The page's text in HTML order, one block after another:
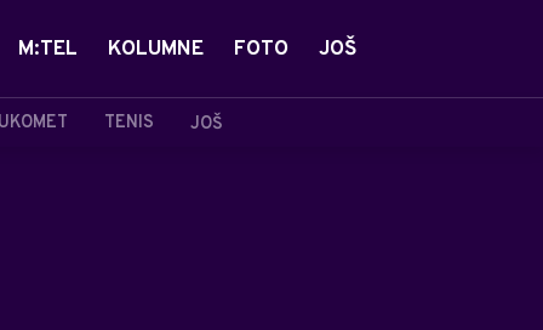
TENIS JOŠ
M:TEL KOLUMNE FOTO JOŠ